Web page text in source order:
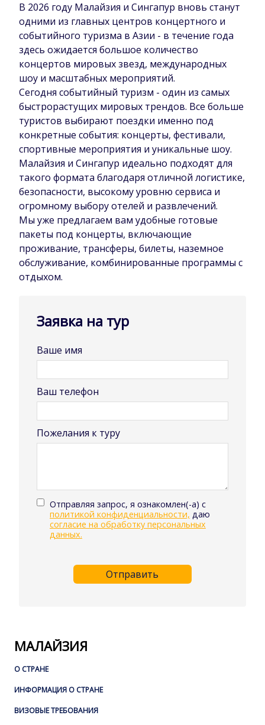
В 2026 году Малайзия и Сингапур вновь станут
одними из главных центров концертного и
событийного туризма в Азии - в течение года
здесь ожидается большое количество
концертов мировых звезд, международных
шоу и масштабных мероприятий.
Сегодня событийный туризм - один из самых
быстрорастущих мировых трендов. Все больше
туристов выбирают поездки именно под
конкретные события: концерты, фестивали,
спортивные мероприятия и уникальные шоу.
Малайзия и Сингапур идеально подходят для
такого формата благодаря отличной логистике,
безопасности, высокому уровню сервиса и
огромному выбору отелей и развлечений.
Мы уже предлагаем вам удобные готовые
пакеты под концерты, включающие
проживание, трансферы, билеты, наземное
обслуживание, комбинированные программы с
отдыхом.
Заявка на тур
Ваше имя
Ваш телефон
Пожелания к туру
Отправляя запрос, я ознакомлен(-а) с
политикой конфиденциальности, даю
согласие на обработку персональных
данных.
Отправить
МАЛАЙЗИЯ
О СТРАНЕ
ИНФОРМАЦИЯ О СТРАНЕ
ВИЗОВЫЕ ТРЕБОВАНИЯ